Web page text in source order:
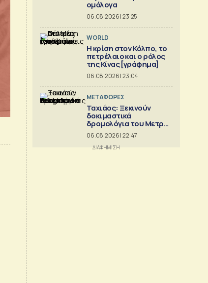
ομόλογα
06.08.2026 | 23:25
WORLD
Η κρίση στoν Κόλπο, το
πετρέλαιο και ο ρόλος
της Κίνας [γράφημα]
06.08.2026 | 23:04
ΜΕΤΑΦΟΡΕΣ
Ταχιάος: Ξεκινούν
δοκιμαστικά
δρομολόγια του Μετρό
Θεσσαλονίκης προς
Καλαμαριά
06.08.2026 | 22:47